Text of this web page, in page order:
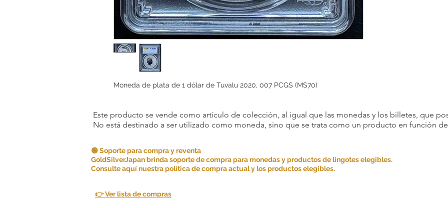
Moneda de plata de 1 dólar de Tuvalu 2020, 007 PCGS (MS70)
Este producto se vende como artículo de colección, al igual que las monedas y los billetes, que
No está destinado a ser utilizado como moneda, sino que se trata como un producto en función
🟢 Soporte para compra y reventa
GoldSilverJapan brinda soporte de compra para monedas y productos de lingotes elegibles.
Consulte aquí nuestra política de compra actual y los productos elegibles.
👉 Ver lista de compras